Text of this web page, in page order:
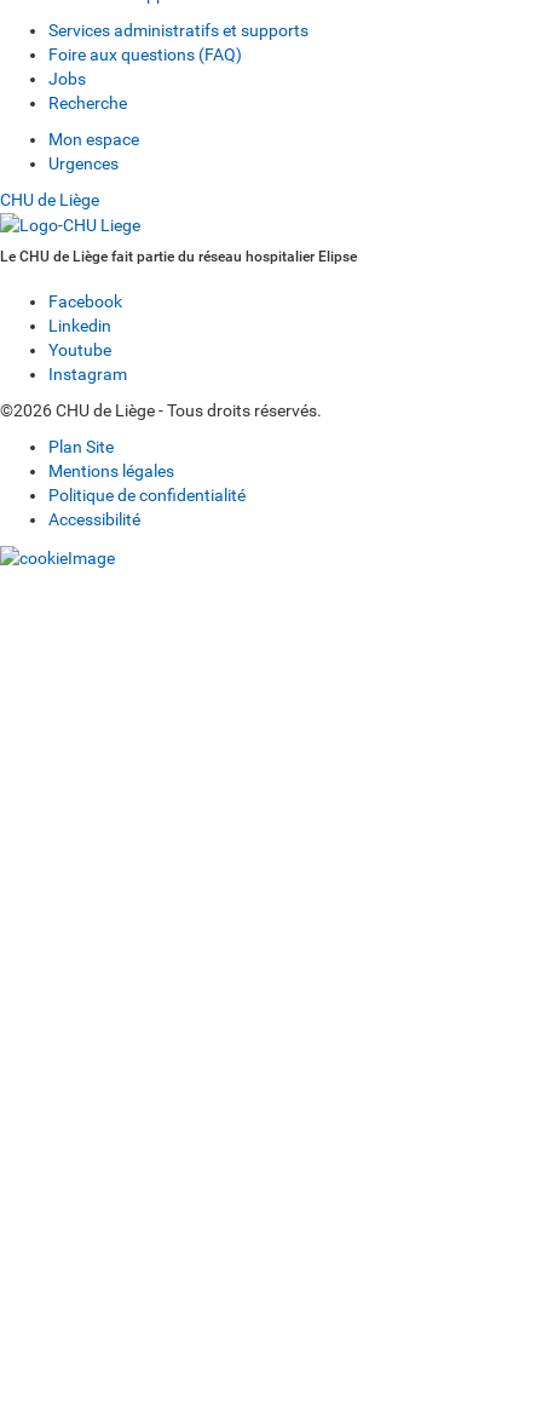
Services administratifs et supports
Foire aux questions (FAQ)
Jobs
Recherche
Mon espace
Urgences
CHU de Liège
Le CHU de Liège fait partie du réseau hospitalier Elipse
Facebook
Linkedin
Youtube
Instagram
©2026 CHU de Liège - Tous droits réservés.
Plan Site
Mentions légales
Politique de confidentialité
Accessibilité